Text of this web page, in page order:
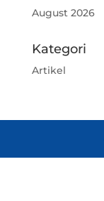
August 2026
Kategori
Artikel